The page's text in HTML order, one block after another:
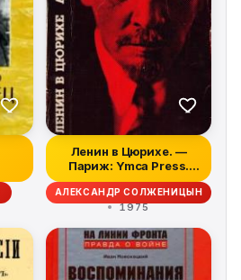
Ленин в Цюрихе. —
Париж: Ymca Press.
1975
АЛЕКСАНДР СОЛЖЕНИЦЫН
1975